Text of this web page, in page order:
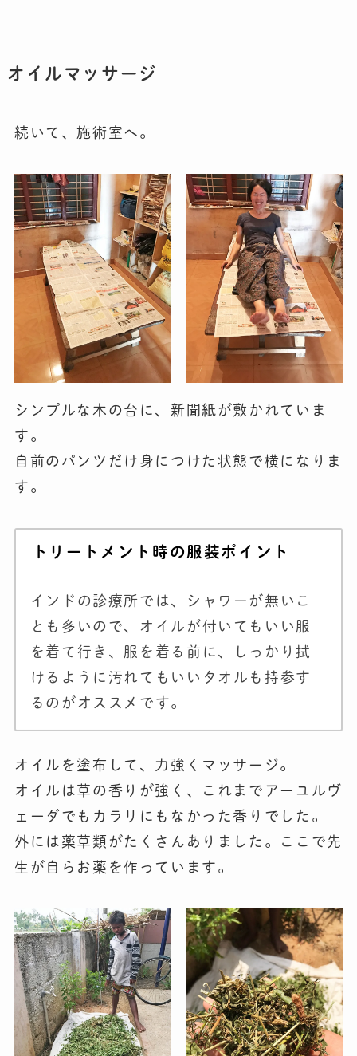
オイルマッサージ
続いて、施術室へ。
シンプルな木の台に、新聞紙が敷かれていま
す。
自前のパンツだけ身につけた状態で横になりま
す。
トリートメント時の服装ポイント
インドの診療所では、シャワーが無いこ
とも多いので、オイルが付いてもいい服
を着て行き、服を着る前に、しっかり拭
けるように汚れてもいいタオルも持参す
るのがオススメです。
オイルを塗布して、力強くマッサージ。
オイルは草の香りが強く、これまでアーユルヴ
ェーダでもカラリにもなかった香りでした。
外には薬草類がたくさんありました。ここで先
生が自らお薬を作っています。